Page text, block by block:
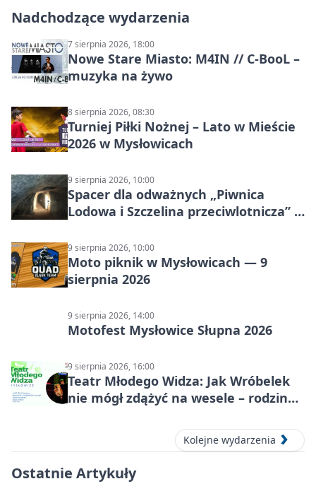
Nadchodzące wydarzenia
7 sierpnia 2026, 18:00
Nowe Stare Miasto: M4IN // C-BooL –
muzyka na żywo
8 sierpnia 2026, 08:30
Turniej Piłki Nożnej – Lato w Mieście
2026 w Mysłowicach
9 sierpnia 2026, 10:00
Spacer dla odważnych „Piwnica
Lodowa i Szczelina przeciwlotnicza” –
9 sierpnia 2026, 10:00
Moto piknik w Mysłowicach — 9
sierpnia 2026
9 sierpnia 2026, 14:00
Motofest Mysłowice Słupna 2026
9 sierpnia 2026, 16:00
Teatr Młodego Widza: Jak Wróbelek
nie mógł zdążyć na wesele – rodzinny
Kolejne wydarzenia
Ostatnie Artykuły